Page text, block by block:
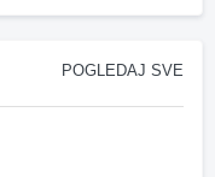
POGLEDAJ SVE